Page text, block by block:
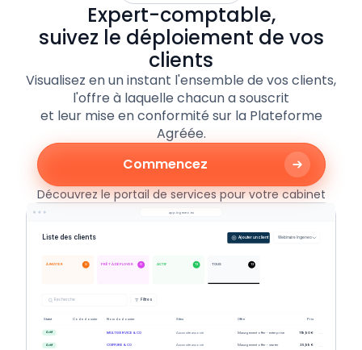
Expert-comptable,
suivez le déploiement de vos
clients
Visualisez en un instant l'ensemble de vos clients,
l'offre à laquelle chacun a souscrit
et leur mise en conformité sur la Plateforme
Agréée.
Commencez
Découvrez le portail de services pour votre cabinet
app.ingeneo.eu
Liste des clients Ajouter un client Webinaire Ingeneo
À INVITER 0 PRÊT À DÉPLOYER 0 ACTIF 13 TOUS 13
Recherche Filtres
Statut Code dossier Nom du dossier Sites Offre Prix
Actif MULTISERVICE & CO Aucun site associé Management offer - enterprise 119,90 €
Actif COIFFURE & CO Aucun site associé Management offer - starter 35,99 €